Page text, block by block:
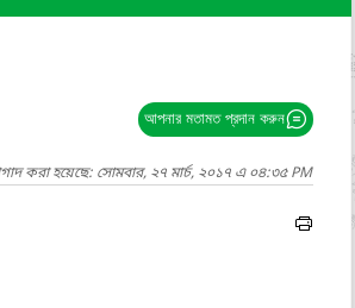
আপনার মতামত প্রদান করুন
করা হয়েছে: সোমবার, ২৭ মার্চ, ২০১৭ এ ০৪:৩৫ PM